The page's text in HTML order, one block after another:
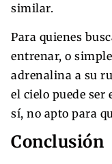
similar.
Para quienes
entrenar, o
adrenalina a su
el cielo puede ser
sí, no apto para
Conclusión